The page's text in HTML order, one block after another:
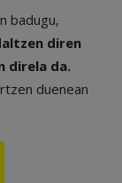
badugu,
diren
direla da.
duenean